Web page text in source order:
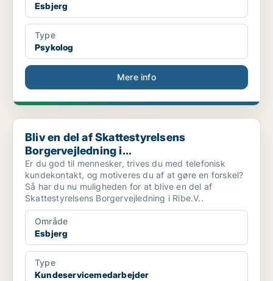
Esbjerg
Type
Psykolog
Mere info
Bliv en del af Skattestyrelsens Borgervejledning i...
Bliv en del af Skattestyrelsens
Borgervejledning i...
Er du god til mennesker, trives du med telefonisk
kundekontakt, og motiveres du af at gøre en forskel?
Så har du nu muligheden for at blive en del af
Skattestyrelsens Borgervejledning i Ribe.V..
Område
Esbjerg
Type
Kundeservicemedarbejder